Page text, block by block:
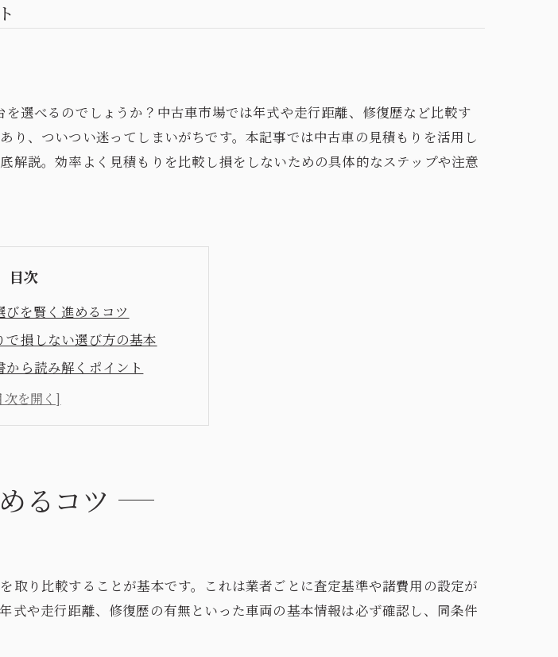
選べるのでしょうか？中古車市場では年式や走行距離、修復歴など比較す
、ついつい迷ってしまいがちです。本記事では中古車の見積もりを活用し
説。効率よく見積もりを比較し損をしないための具体的なステップや注意
目次
を賢く進めるコツ
で損しない選び方の基本
から読み解くポイント
中古車を選ぶコツ
立つ見積もりの確認法
と相場表の活用法
分かる中古車の適正価格
で相場を外さないコツ
るコツ
り比較することが基本です。これは業者ごとに査定基準や諸費用の設定が
や走行距離、修復歴の有無といった車両の基本情報は必ず確認し、同条件